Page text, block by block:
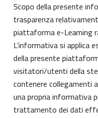
Scopo della presente
trasparenza
piattaforma e-Learning
L’informativa si applica
della presente
visitatori/utenti della
contenere collegamenti
una propria informativa
trattamento dei dati